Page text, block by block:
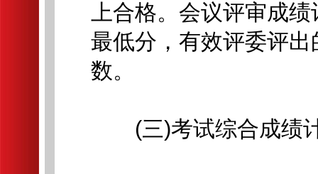
上合格。会议评审成
最低分，有效评委评
数。
(三)考试综合成绩